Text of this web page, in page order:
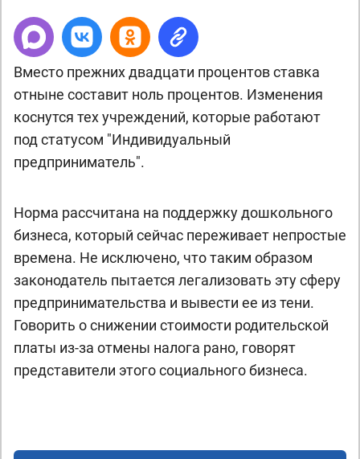
Вместо прежних двадцати процентов ставка
отныне составит ноль процентов. Изменения
коснутся тех учреждений, которые работают
под статусом "Индивидуальный
предприниматель".
Норма рассчитана на поддержку дошкольного
бизнеса, который сейчас переживает непростые
времена. Не исключено, что таким образом
законодатель пытается легализовать эту сферу
предпринимательства и вывести ее из тени.
Говорить о снижении стоимости родительской
платы из-за отмены налога рано, говорят
представители этого социального бизнеса.